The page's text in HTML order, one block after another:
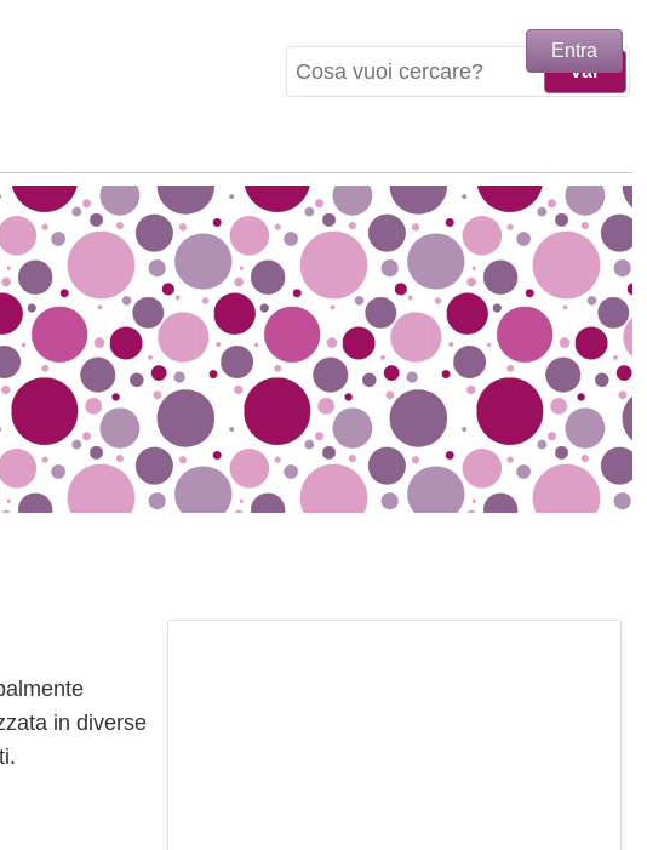
in diverse
Entra